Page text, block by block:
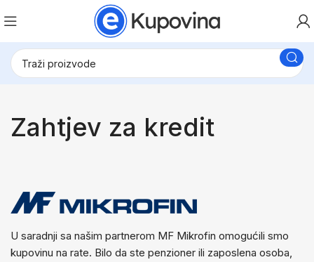
Zahtjev za kredit
U saradnji sa našim partnerom MF Mikrofin omogućili smo
kupovinu na rate. Bilo da ste penzioner ili zaposlena osoba,